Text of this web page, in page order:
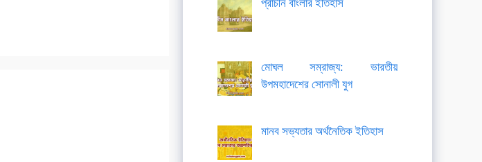
মোঘল সম্রাজ্য: ভারতীয়
উপমহাদেশের সোনালী যুগ
মানব সভ্যতার অর্থনৈতিক ইতিহাস